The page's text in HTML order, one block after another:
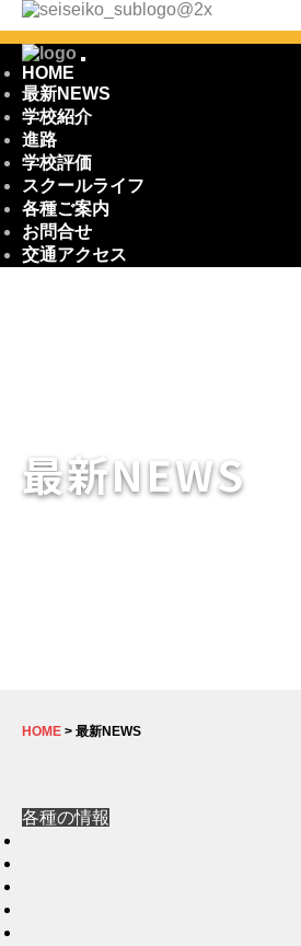
HOME
最新NEWS
学校紹介
進路
学校評価
スクールライフ
各種ご案内
お問合せ
交通アクセス
最新NEWS
HOME > 最新NEWS
各種の情報